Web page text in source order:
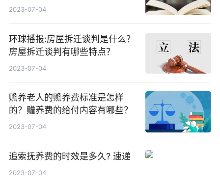
全球通讯
2023-07-04
环球播报:房屋拆迁谈判是什么？
房屋拆迁谈判有哪些特点？
2023-07-04
赡养老人的赡养费标准是怎样
的？赡养费的给付内容有哪些？
2023-07-04
追索抚养费的时效是多久? 速递
2023-07-04